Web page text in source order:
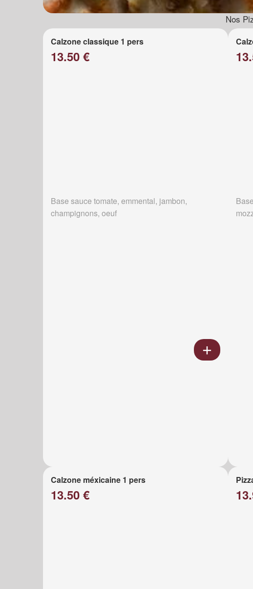
Nos
Calzone classique 1 pers
13.50 €
Base sauce tomate, emmental, jambon,
champignons, oeuf
Calzone méxicaine 1 pers
13.50 €